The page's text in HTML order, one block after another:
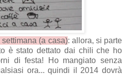
(a casa): allora, si parte
è stato dettato dai chili che ho
di festa! Ho mangiato senza
ora... quindi il 2014 dovrà